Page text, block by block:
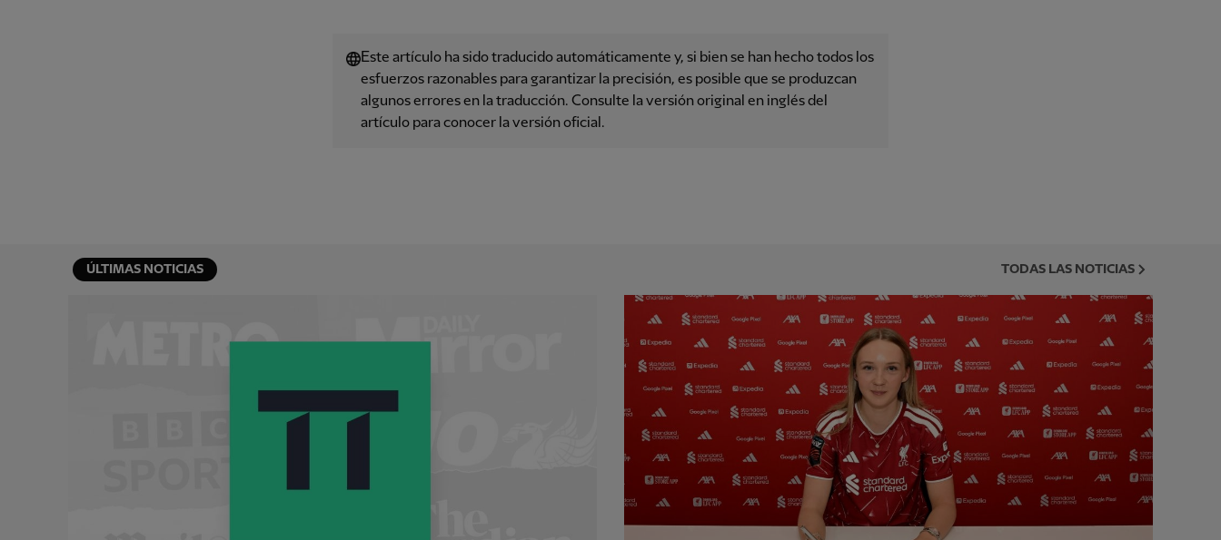
Este artículo ha sido traducido automáticamente y, si bien se han hecho todos los
esfuerzos razonables para garantizar la precisión, es posible que se produzcan
algunos errores en la traducción. Consulte la versión original en inglés del
artículo para conocer la versión oficial.
ÚLTIMAS NOTICIAS TODAS LAS NOTICIAS